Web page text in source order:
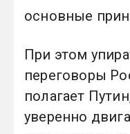
основные
При этом
переговоры
полагает
уверенно